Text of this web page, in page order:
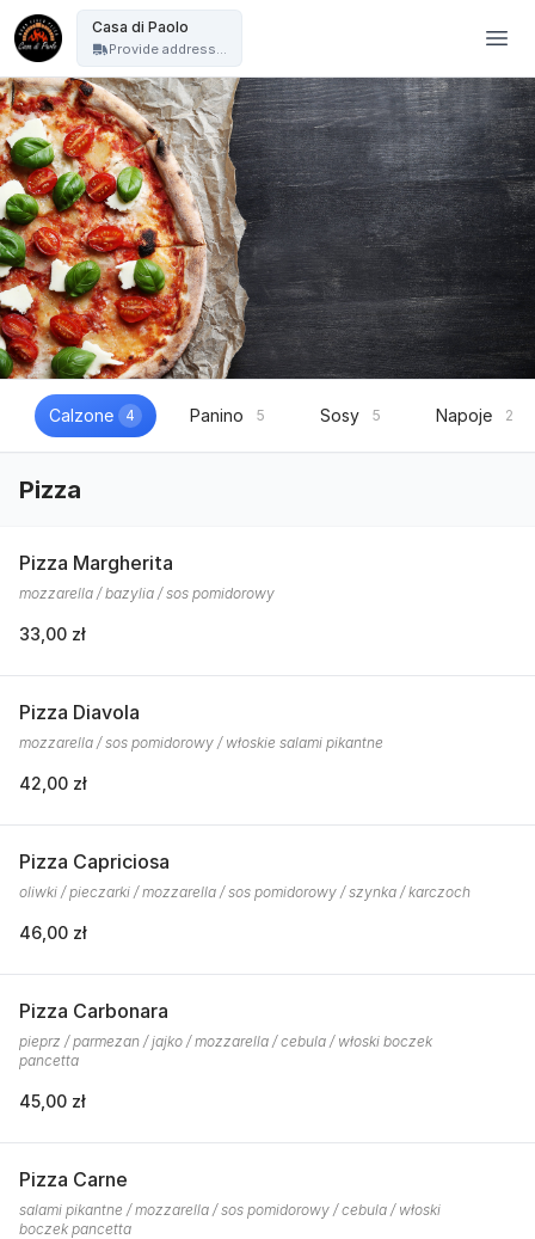
Casa di Paolo
Provide address...
Calzone 4 Panino 5 Sosy 5 Napoje 2
Pizza
Pizza Margherita
mozzarella / bazylia / sos pomidorowy
33,00 zł
Pizza Diavola
mozzarella / sos pomidorowy / włoskie salami pikantne
42,00 zł
Pizza Capriciosa
oliwki / pieczarki / mozzarella / sos pomidorowy / szynka / karczoch
46,00 zł
Pizza Carbonara
pieprz / parmezan / jajko / mozzarella / cebula / włoski boczek
pancetta
45,00 zł
Pizza Carne
salami pikantne / mozzarella / sos pomidorowy / cebula / włoski
boczek pancetta